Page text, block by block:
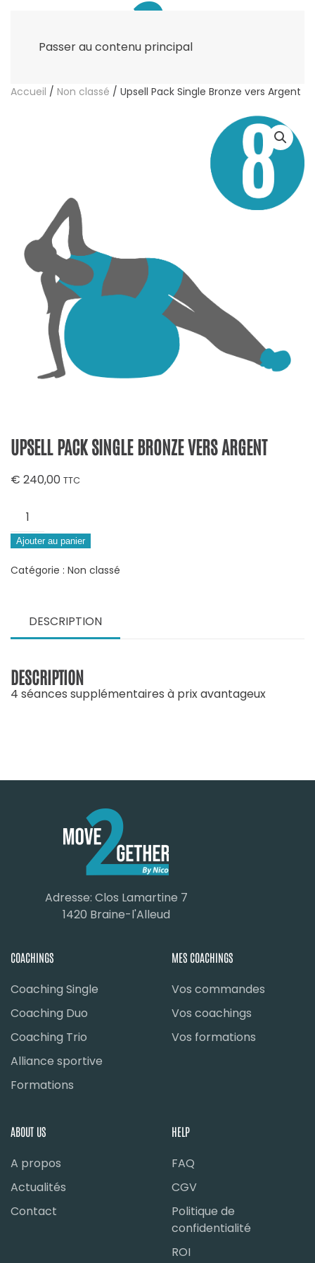
Passer au contenu principal
Accueil / Non classé / Upsell Pack Single Bronze vers Argent
UPSELL PACK SINGLE BRONZE VERS ARGENT
€ 240,00 TTC
quantité
Upsell
Single
Argent
Ajouter au panier
Catégorie : Non classé
DESCRIPTION
DESCRIPTION
4 séances supplémentaires à prix avantageux
Adresse: Clos Lamartine 7
1420 Braine-l'Alleud
COACHINGS
Coaching Single
Coaching Duo
Coaching Trio
Alliance sportive
Formations
MES COACHINGS
Vos commandes
Vos coachings
Vos formations
ABOUT US
A propos
Actualités
Contact
HELP
FAQ
CGV
Politique de
confidentialité
ROI